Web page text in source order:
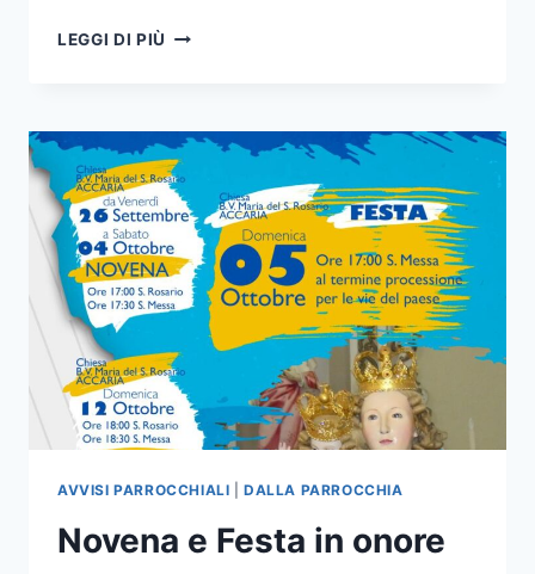
LEGGI DI PIÙ
AVVISI PARROCCHIALI |DALLA PARROCCHIA
Novena e Festa in onore